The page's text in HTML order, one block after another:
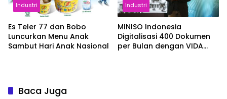
Industri
Es Teler 77 dan Bobo
Luncurkan Menu Anak
Sambut Hari Anak Nasional
Industri
MINISO Indonesia
Digitalisasi 400 Dokumen
per Bulan dengan VIDA
Baca Juga